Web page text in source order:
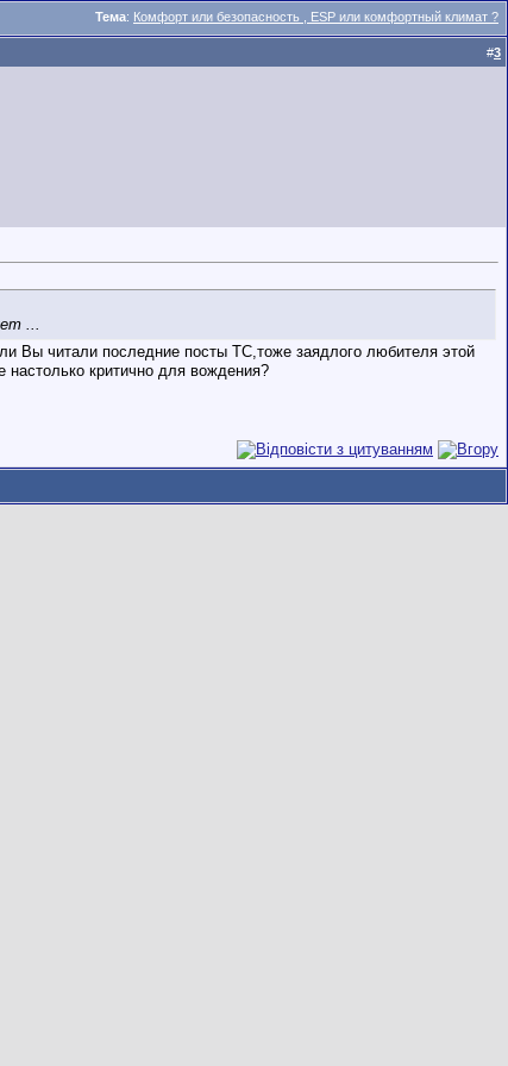
Тема: Комфорт или безопасность , ESP или комфортный климат ?
#3
...
Вы читали последние посты ТС,тоже заядлого любителя этой
настолько критично для вождения?